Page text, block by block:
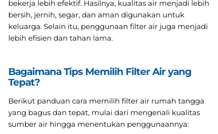
bekerja lebih efektif. Hasilnya, kualitas air menjadi lebih
bersih, jernih, segar, dan aman digunakan untuk
keluarga. Selain itu, penggunaan filter air juga menjadi
lebih efisien dan tahan lama.
Bagaimana Tips Memilih Filter Air yang
Tepat?
Berikut panduan cara memilih filter air rumah tangga
yang bagus dan tepat, mulai dari mengenali kualitas
sumber air hingga menentukan penggunaannya: